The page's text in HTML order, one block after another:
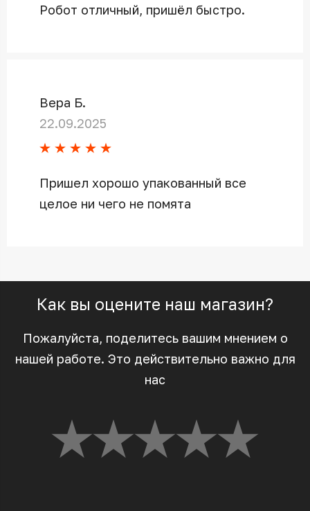
Робот отличный, пришёл быстро.
Вера Б.
22.09.2025
Пришел хорошо упакованный все
целое ни чего не помята
Как вы оцените наш магазин?
Пожалуйста, поделитесь вашим мнением о
нашей работе. Это действительно важно для
нас